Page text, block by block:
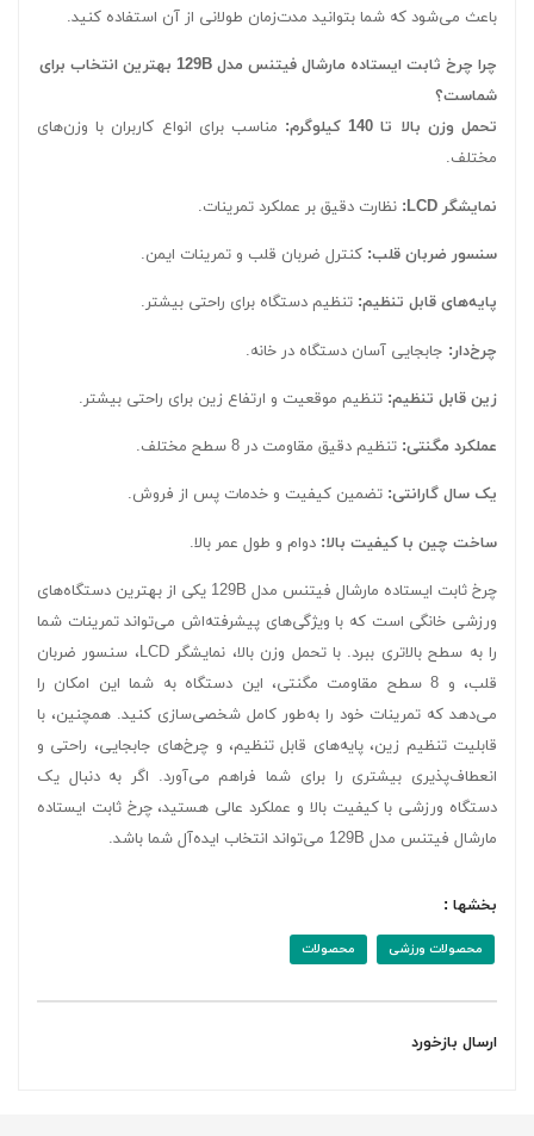
باعث می‌شود که شما بتوانید مدت‌زمان طولانی از آن استفاده کنید.
چرا چرخ ثابت ایستاده مارشال فیتنس مدل 129B بهترین انتخاب برای
شماست؟
تحمل وزن بالا تا 140 کیلوگرم:
مناسب برای انواع کاربران با وزن‌های
مختلف.
نمایشگر LCD: نظارت دقیق بر عملکرد تمرینات.
سنسور ضربان قلب: کنترل ضربان قلب و تمرینات ایمن.
پایه‌های قابل تنظیم: تنظیم دستگاه برای راحتی بیشتر.
چرخ‌دار: جابجایی آسان دستگاه در خانه.
زین قابل تنظیم: تنظیم موقعیت و ارتفاع زین برای راحتی بیشتر.
عملکرد مگنتی: تنظیم دقیق مقاومت در 8 سطح مختلف.
یک سال گارانتی: تضمین کیفیت و خدمات پس از فروش.
ساخت چین با کیفیت بالا: دوام و طول عمر بالا.
چرخ ثابت ایستاده مارشال فیتنس مدل 129B یکی از بهترین دستگاه‌های
ورزشی خانگی است که با ویژگی‌های پیشرفته‌اش می‌تواند تمرینات شما
را به سطح بالاتری ببرد. با تحمل وزن بالا، نمایشگر LCD، سنسور ضربان
قلب، و 8 سطح مقاومت مگنتی، این دستگاه به شما این امکان را
می‌دهد که تمرینات خود را به‌طور کامل شخصی‌سازی کنید. همچنین، با
قابلیت تنظیم زین، پایه‌های قابل تنظیم، و چرخ‌های جابجایی، راحتی و
انعطاف‌پذیری بیشتری را برای شما فراهم می‌آورد. اگر به دنبال یک
دستگاه ورزشی با کیفیت بالا و عملکرد عالی هستید، چرخ ثابت ایستاده
مارشال فیتنس مدل 129B می‌تواند انتخاب ایده‌آل شما باشد.
بخشها :
محصولات ورزشی محصولات
ارسال بازخورد